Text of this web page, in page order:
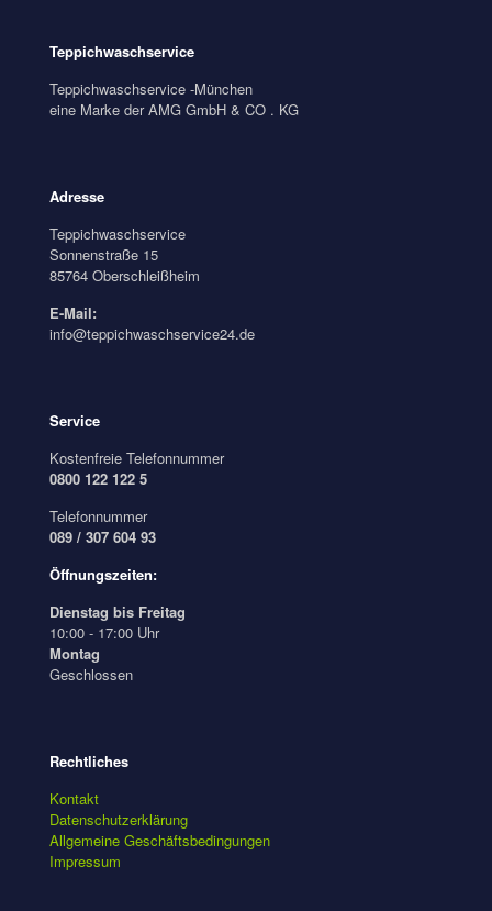
Teppichwaschservice
Teppichwaschservice -München
eine Marke der AMG GmbH & CO . KG
Adresse
Teppichwaschservice
Sonnenstraße 15
85764 Oberschleißheim
E-Mail:
info@teppichwaschservice24.de
Service
Kostenfreie Telefonnummer
0800 122 122 5
Telefonnummer
089 / 307 604 93
Öffnungszeiten:
Dienstag bis Freitag
10:00 - 17:00 Uhr
Montag
Geschlossen
Rechtliches
Kontakt
Datenschutzerklärung
Allgemeine Geschäftsbedingungen
Impressum